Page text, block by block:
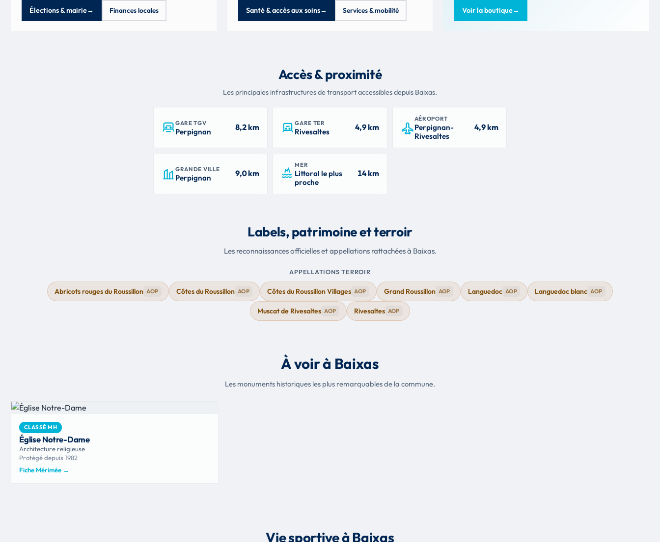
Élections & mairie→ Finances locales Santé & accès aux soins→ Services & mobilité Voir la boutique→
Accès & proximité
Les principales infrastructures de transport accessibles depuis Baixas.
GARE TGV
Perpignan 8,2 km GARE TER
Rivesaltes 4,9 km
AÉROPORT
Perpignan-
Rivesaltes
4,9 km
GRANDE VILLE
Perpignan 9,0 km
MER
Littoral le plus
proche
14 km
Labels, patrimoine et terroir
Les reconnaissances officielles et appellations rattachées à Baixas.
APPELLATIONS TERROIR
Abricots rouges du Roussillon AOP Côtes du Roussillon AOP Côtes du Roussillon Villages AOP Grand Roussillon AOP Languedoc AOP Languedoc blanc AOP
Muscat de Rivesaltes AOP Rivesaltes AOP
À voir à Baixas
Les monuments historiques les plus remarquables de la commune.
CLASSÉ MH
Église Notre-Dame
Architecture religieuse
Protégé depuis 1982
Fiche Mérimée →
Vie sportive à Baixas